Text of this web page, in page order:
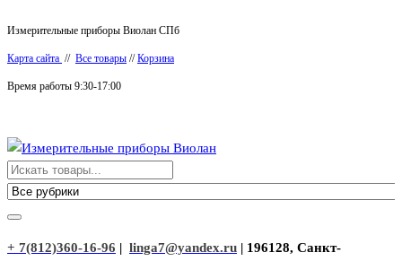
к
содержимому
Измерительные приборы Виолан СПб
Карта сайта // Все товары //Корзина
Время работы 9:30-17:00
Измерительные приборы Виолан
+ 7(812)360-16-96 | linga7@yandex.ru | 196128, Санкт-